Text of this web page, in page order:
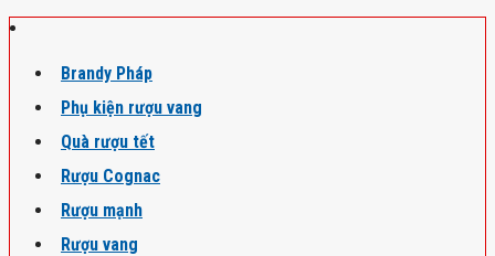
Brandy Pháp
Phụ kiện rượu vang
Quà rượu tết
Rượu Cognac
Rượu mạnh
Rượu vang